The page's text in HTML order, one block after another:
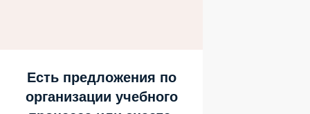
Есть предложения по
организации учебного